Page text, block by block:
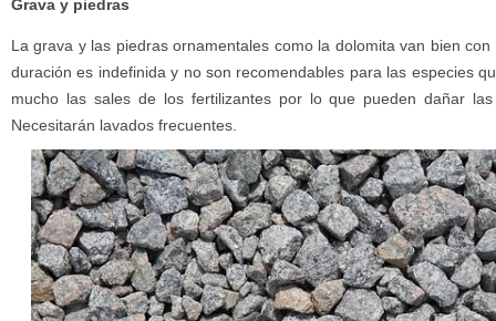
Grava y piedras
La grava y las piedras ornamentales como la dolomita van bien
duración es indefinida y no son recomendables para las especies
mucho las sales de los fertilizantes por lo que pueden dañar
Necesitarán lavados frecuentes.